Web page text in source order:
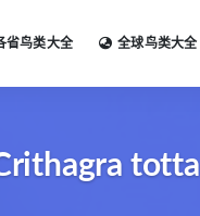
省鸟类大全 全球鸟类大全
totta